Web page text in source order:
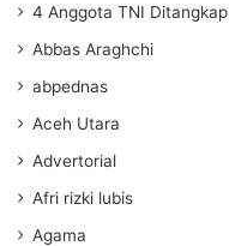
4 Anggota TNI Ditangkap
Abbas Araghchi
abpednas
Aceh Utara
Advertorial
Afri rizki lubis
Agama